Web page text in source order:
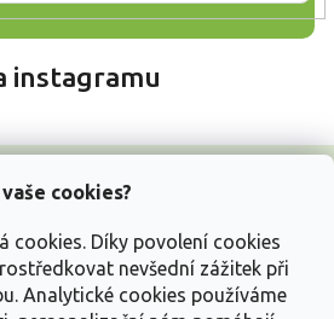
cookies?
cookies. Díky povolení cookies
nevšední zážitek při
Analytické cookies používáme
instagramu